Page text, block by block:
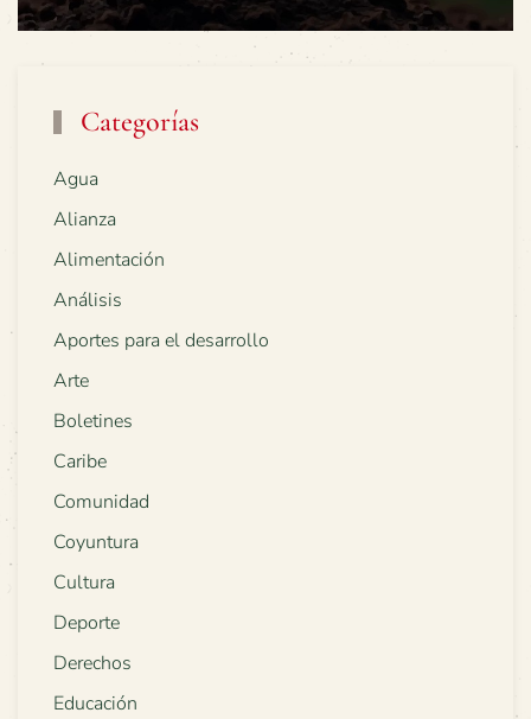
Categorías
Agua
Alianza
Alimentación
Análisis
Aportes para el desarrollo
Arte
Boletines
Caribe
Comunidad
Coyuntura
Cultura
Deporte
Derechos
Educación